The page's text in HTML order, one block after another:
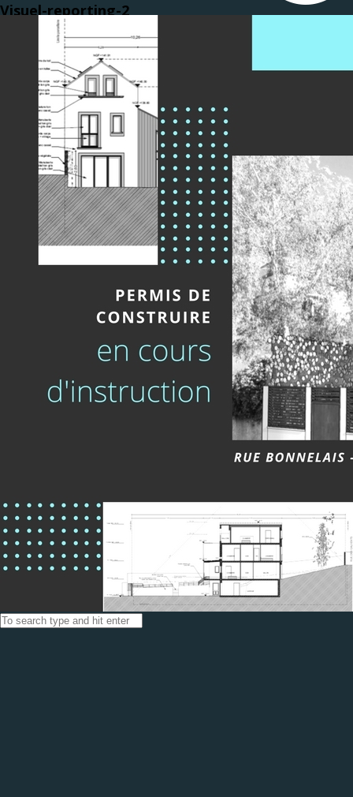
Visuel-reporting-2